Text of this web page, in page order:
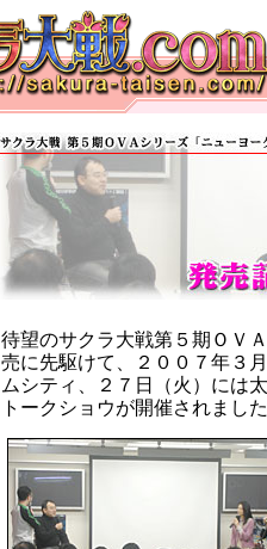
待望のサクラ大戦第５期ＯＶ
売に先駆けて、２００７年３
ムシティ、２７日（火）には
トークショウが開催されまし